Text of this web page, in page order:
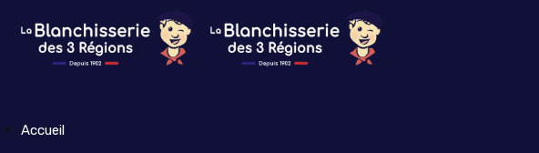
Accueil